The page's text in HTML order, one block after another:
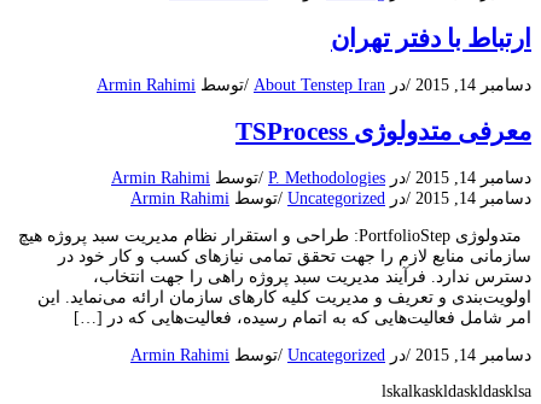
ارتباط با دفتر تهران
دسامبر 14, 2015 /در About Tenstep Iran
/توسط Armin Rahimi
معرفی متدولوژی TSProcess
دسامبر 14, 2015 /در P. Methodologies
/توسط Armin Rahimi
دسامبر 14, 2015
/در Uncategorized
/توسط Armin Rahimi
متدولوژی PortfolioStep: طراحی و استقرار نظام مدیریت سبد پروژه هیچ
سازمانی منابع لازم را جهت تحقق تمامی نیازهای کسب و کار خود در
دسترس ندارد. فرآیند مدیریت سبد پروژه راهی را جهت انتخاب،
اولویت‌بندی و تعریف و مدیریت کلیه کارهای سازمان ارائه می‌نماید. این
امر شامل فعالیت­‌هایی که به اتمام رسیده، فعالیت­‌هایی که در […]
دسامبر 14, 2015 /در Uncategorized
/توسط Armin Rahimi
lskalkaskldaskldasklsa